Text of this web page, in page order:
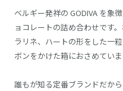
ベルギー発祥の GODIVA を象
ョコレートの詰め合わせです
ラリネ、ハートの形をした一
ボンをかけた箱におさめていま
誰もが知る定番ブランドだか